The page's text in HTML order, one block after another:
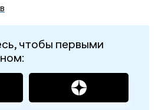
чтобы первыми